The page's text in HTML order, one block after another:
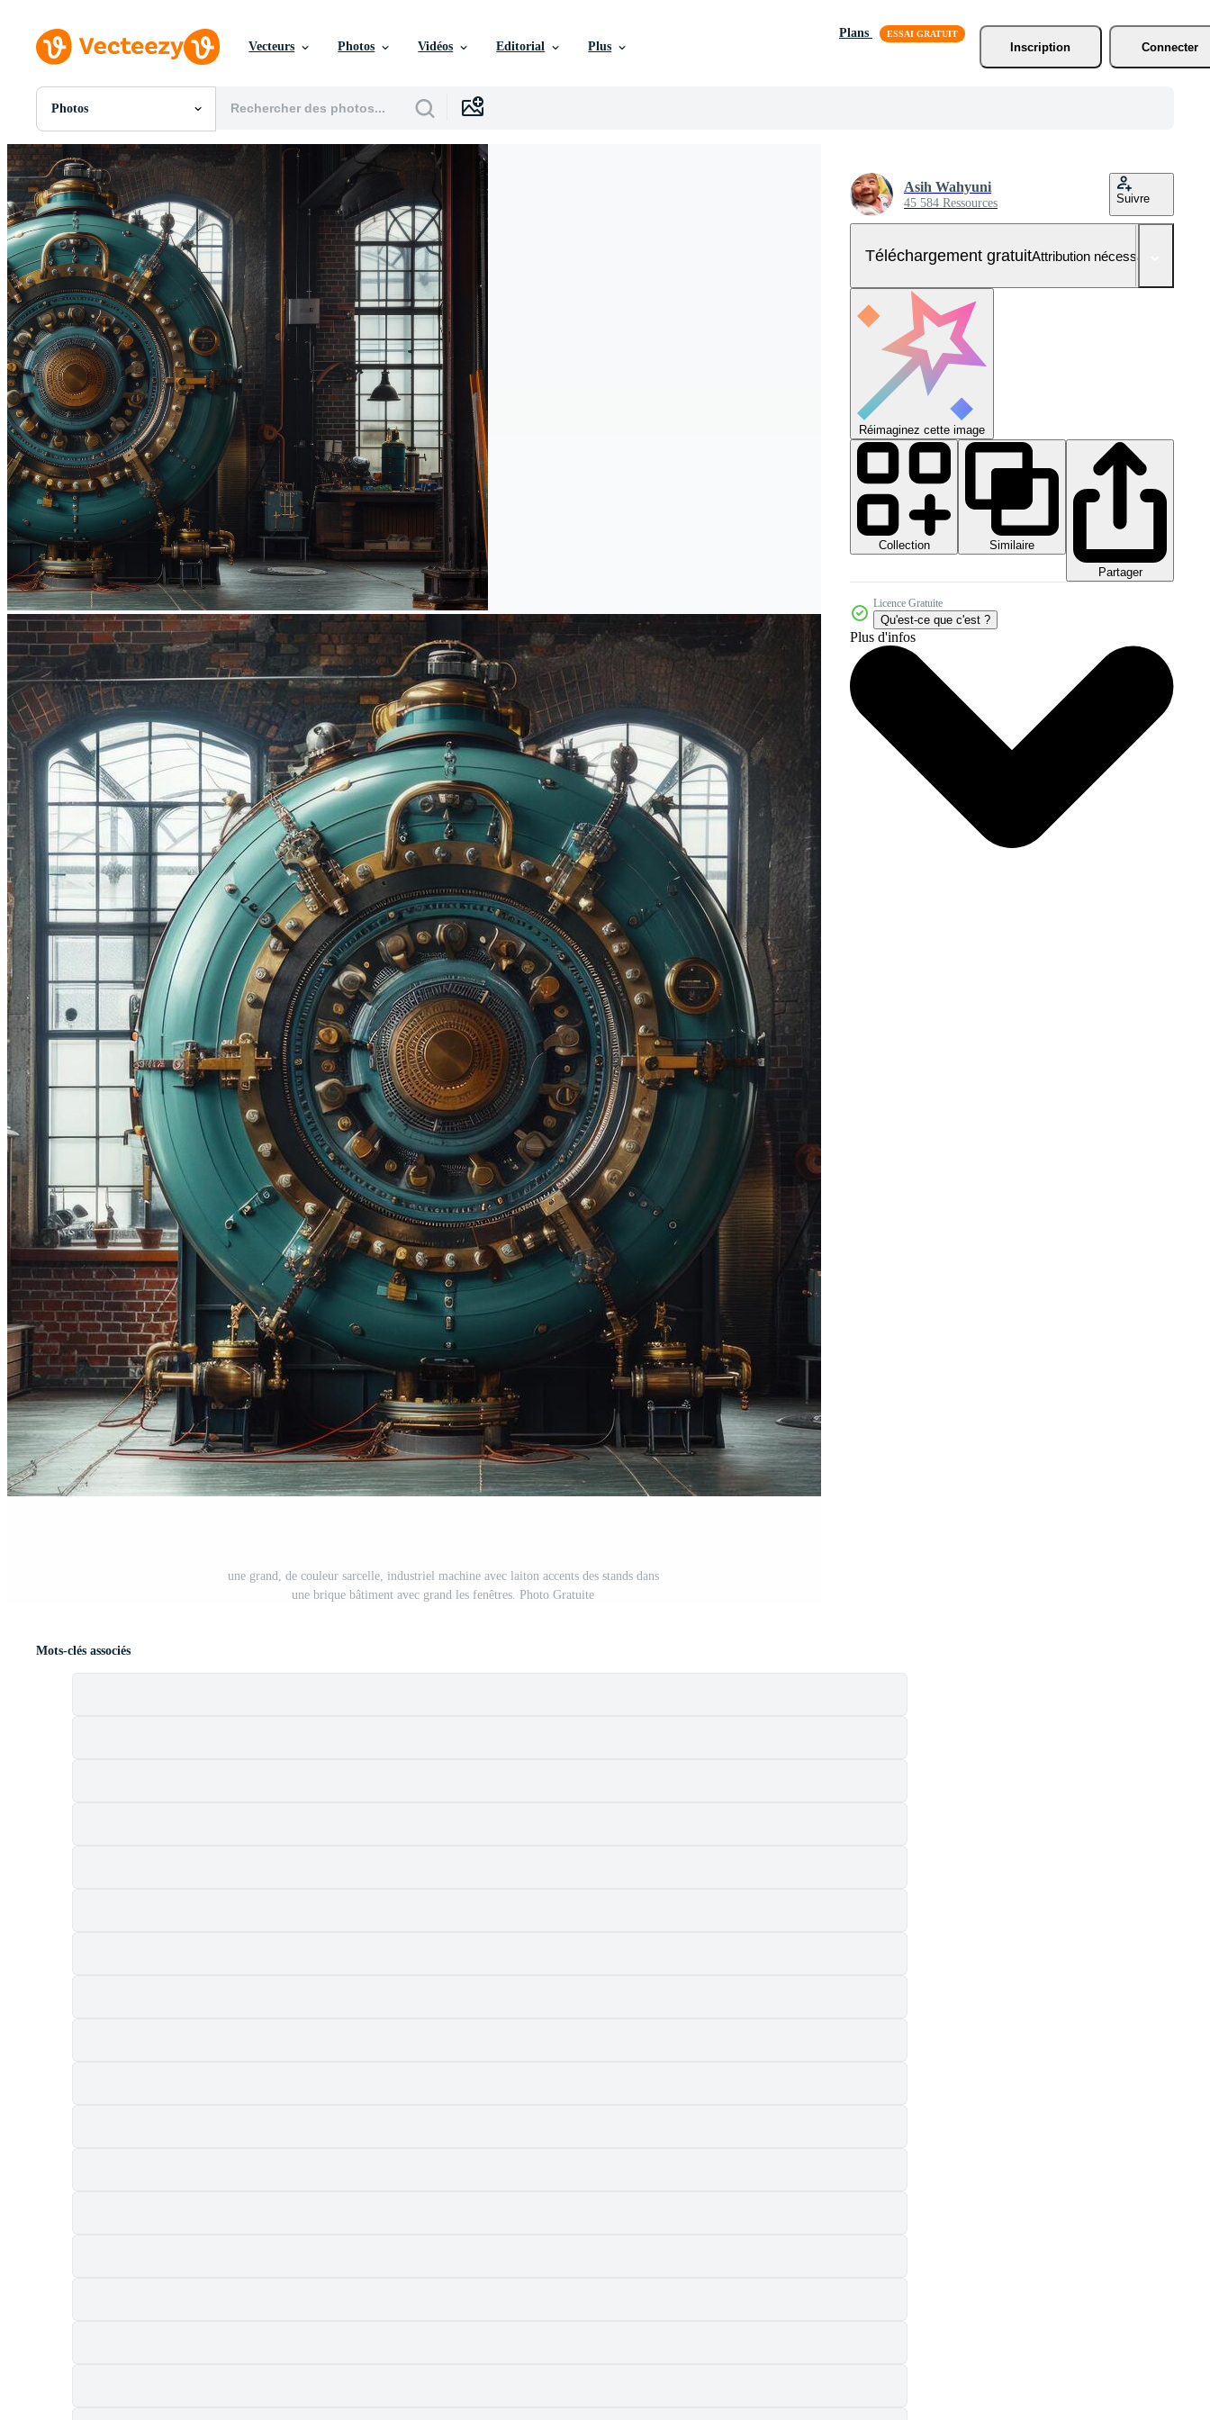
Vecteurs Photos Vidéos Editorial Plus
Plans
Inscription
Connecter
Photos
Toutes Images
Photos
PNGs
PSDs
SVGs
Modèles
Vecteurs
Vidéos
Motion graphics
Images Éditoriales
Événements Éditoriaux
une grand, de couleur sarcelle, industriel machine avec laiton accents des stands dans
une brique bâtiment avec grand les fenêtres. Photo Gratuite
Asih Wahyuni
45 584 Ressources Suivre
Téléchargement gratuitAttribution nécessaire
Réimaginez cette image
Collection
Similaire
Partager
Licence Gratuite
Qu'est-ce que c'est ?
Plus d'infos
Mots-clés associés